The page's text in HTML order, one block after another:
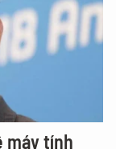
máy tính